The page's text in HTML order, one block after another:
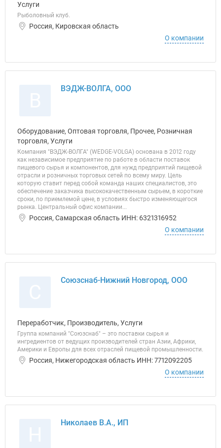
Услуги
Рыболовный клуб.
Россия, Кировская область
О компании
ВЭДЖ-ВОЛГА, ООО
Оборудование, Оптовая торговля, Прочее, Розничная
торговля, Услуги
Компания "ВЭДЖ-ВОЛГА" (WEDGE-VOLGA) основана в 2012 году
как независимое предприятие по работе в области поставок
пищевого сырья и компонентов, для нужд предприятий пищевой
отрасли и розничных торговых сетей по всему миру. Цель
которую ставит перед собой команда наших специалистов, это
обеспечение заказчика высококачественным сырьем, в короткие
сроки, по приемлемой цене, в условиях быстро изменяющегося
рынка. Центральный офис компании...
Россия, Самарская область ИНН: 6321316952
О компании
Союзснаб-Нижний Новгород, ООО
Переработчик, Производитель, Услуги
Группа компаний "Союзснаб" – это поставки сырья и
ингредиентов от ведущих производителей стран Азии, Африки,
Америки и Европы для всех отраслей пищевой промышленности.
Россия, Нижегородская область ИНН: 7712092205
О компании
Николаев В.А., ИП